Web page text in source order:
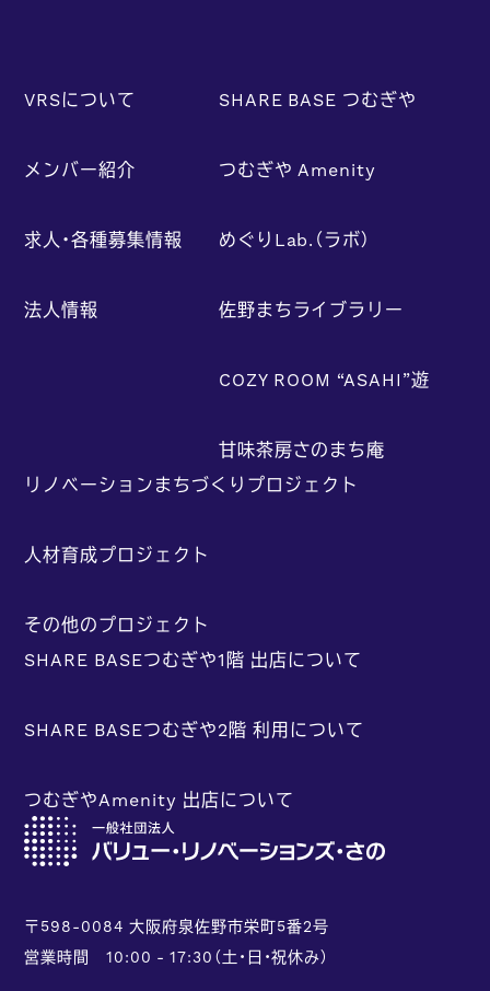
VRSについて
メンバー紹介
求人・各種募集情報
法人情報
SHARE BASE つむぎや
つむぎや Amenity
めぐりLab.（ラボ）
佐野まちライブラリー
COZY ROOM “ASAHI”遊
甘味茶房さのまち庵
リノベーションまちづくりプロジェクト
人材育成プロジェクト
その他のプロジェクト
SHARE BASEつむぎや1階 出店について
SHARE BASEつむぎや2階 利用について
つむぎやAmenity 出店について
〒598-0084 大阪府泉佐野市栄町5番2号
営業時間 10:00 - 17:30（土・日・祝休み）